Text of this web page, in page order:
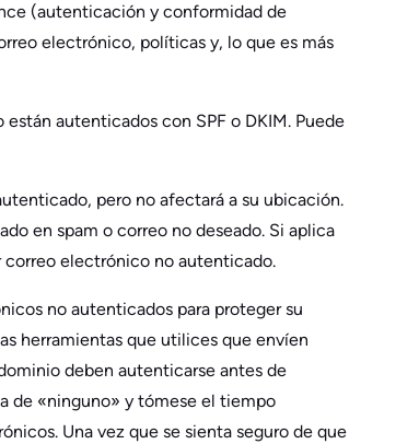
(autenticación y conformidad de
electrónico, políticas y, lo que es más
autenticados con SPF o DKIM. Puede
pero no afectará a su ubicación.
en spam o correo no deseado. Si aplica
correo electrónico no autenticado.
no autenticados para proteger su
herramientas que utilices que envíen
deben autenticarse antes de
de «ninguno» y tómese el tiempo
Una vez que se sienta seguro de que